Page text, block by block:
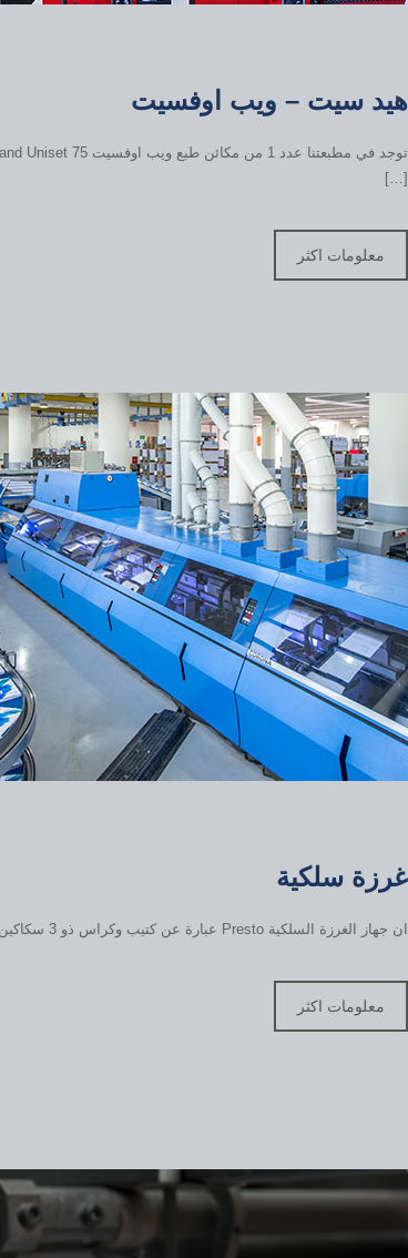
هيد سيت – ويب اوفسيت
[…]
معلومات اكثر
غرزة سلكية
ان جهاز الغرزة السلكية Presto عبارة عن كتيب وكراس ذو 3 سكاكين فمية وقسم الغطاء وقسم الاذرع ذو 6 محطات […]
معلومات اكثر